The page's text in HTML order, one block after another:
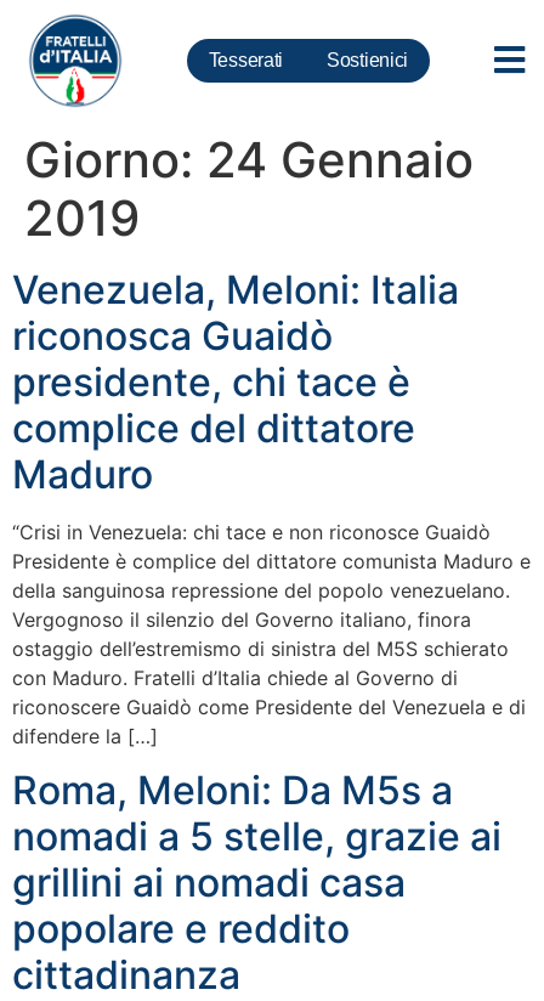
Tesserati Sostienici
Giorno: 24 Gennaio
2019
Venezuela, Meloni: Italia
riconosca Guaidò
presidente, chi tace è
complice del dittatore
Maduro
“Crisi in Venezuela: chi tace e non riconosce Guaidò
Presidente è complice del dittatore comunista Maduro e
della sanguinosa repressione del popolo venezuelano.
Vergognoso il silenzio del Governo italiano, finora
ostaggio dell’estremismo di sinistra del M5S schierato
con Maduro. Fratelli d’Italia chiede al Governo di
riconoscere Guaidò come Presidente del Venezuela e di
difendere la […]
Roma, Meloni: Da M5s a
nomadi a 5 stelle, grazie ai
grillini ai nomadi casa
popolare e reddito
cittadinanza